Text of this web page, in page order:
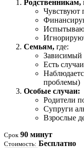
Родственникам,
Чувствуют
Семьям, где:
Зависимый
Есть
проблемы)
Особые случаи:
Родители
Супруги
Взрослые
Срок 90 минут
Стоимость: Бесплатно